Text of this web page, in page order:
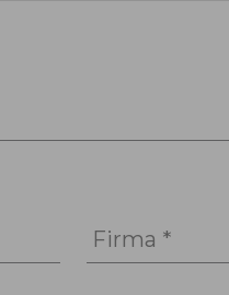
Firma *